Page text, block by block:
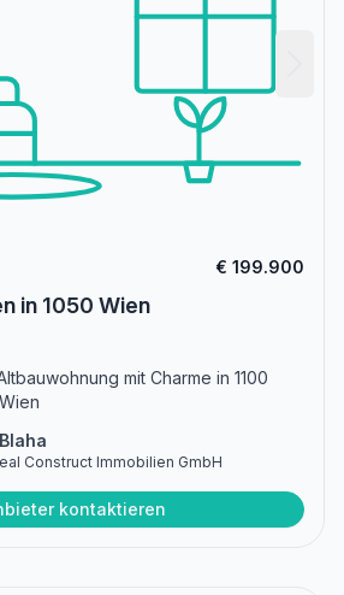
€ 199.900
in 1050 Wien
mit Charme in 1100
Construct Immobilien GmbH
kontaktieren